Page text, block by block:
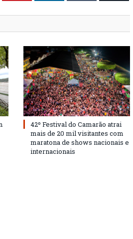
42º Festival do Camarão atrai
mais de 20 mil visitantes com
maratona de shows nacionais e
internacionais